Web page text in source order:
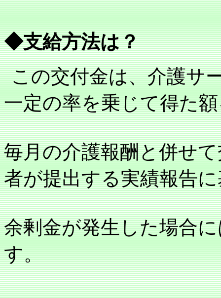
◆支給方法は？
この交付金は、介護サ
一定の率を乗じて得た
毎月の介護報酬と併せ
者が提出する実績報告
余剰金が発生した場合
す。